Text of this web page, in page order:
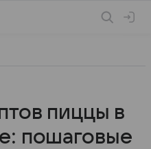
пиццы в
пошаговые